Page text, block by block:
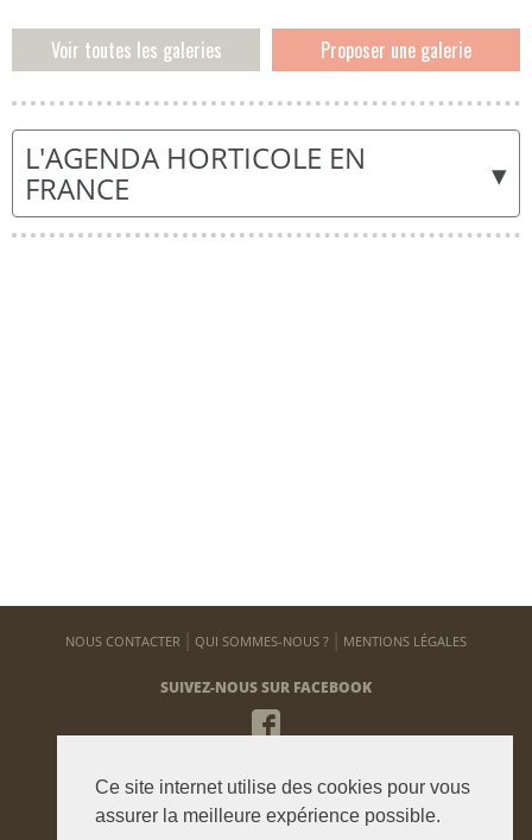
Ce site internet utilise des cookies pour vous
assurer la meilleure expérience possible.
Voir toutes les galeries Proposer une galerie
▾
L'AGENDA HORTICOLE EN
FRANCE
NOUS CONTACTER QUI SOMMES-NOUS ? MENTIONS LÉGALES
SUIVEZ-NOUS SUR FACEBOOK
NEWSLETTER
Pour vous tenir informé de notre actualité